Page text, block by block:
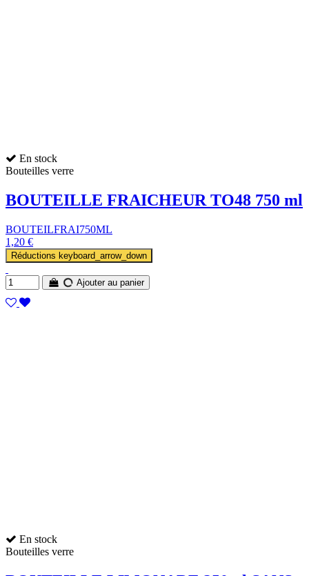
En stock
Bouteilles verre
BOUTEILLE FRAICHEUR TO48 750 ml
BOUTEILFRAI750ML
1,20 €
Réductions keyboard_arrow_down
Ajouter au panier
En stock
Bouteilles verre